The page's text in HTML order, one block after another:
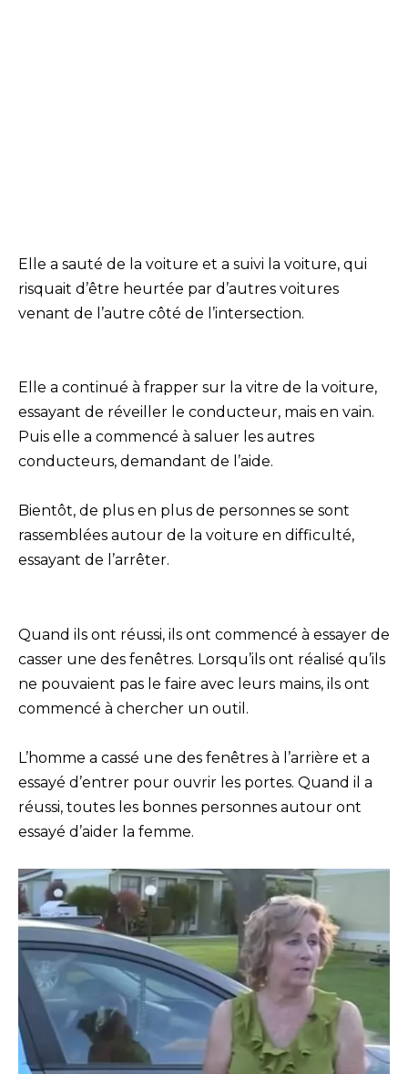
Elle a sauté de la voiture et a suivi la voiture, qui
risquait d’être heurtée par d’autres voitures
venant de l’autre côté de l’intersection.
Elle a continué à frapper sur la vitre de la voiture,
essayant de réveiller le conducteur, mais en vain.
Puis elle a commencé à saluer les autres
conducteurs, demandant de l’aide.
Bientôt, de plus en plus de personnes se sont
rassemblées autour de la voiture en difficulté,
essayant de l’arrêter.
Quand ils ont réussi, ils ont commencé à essayer de
casser une des fenêtres. Lorsqu’ils ont réalisé qu’ils
ne pouvaient pas le faire avec leurs mains, ils ont
commencé à chercher un outil.
L’homme a cassé une des fenêtres à l’arrière et a
essayé d’entrer pour ouvrir les portes. Quand il a
réussi, toutes les bonnes personnes autour ont
essayé d’aider la femme.